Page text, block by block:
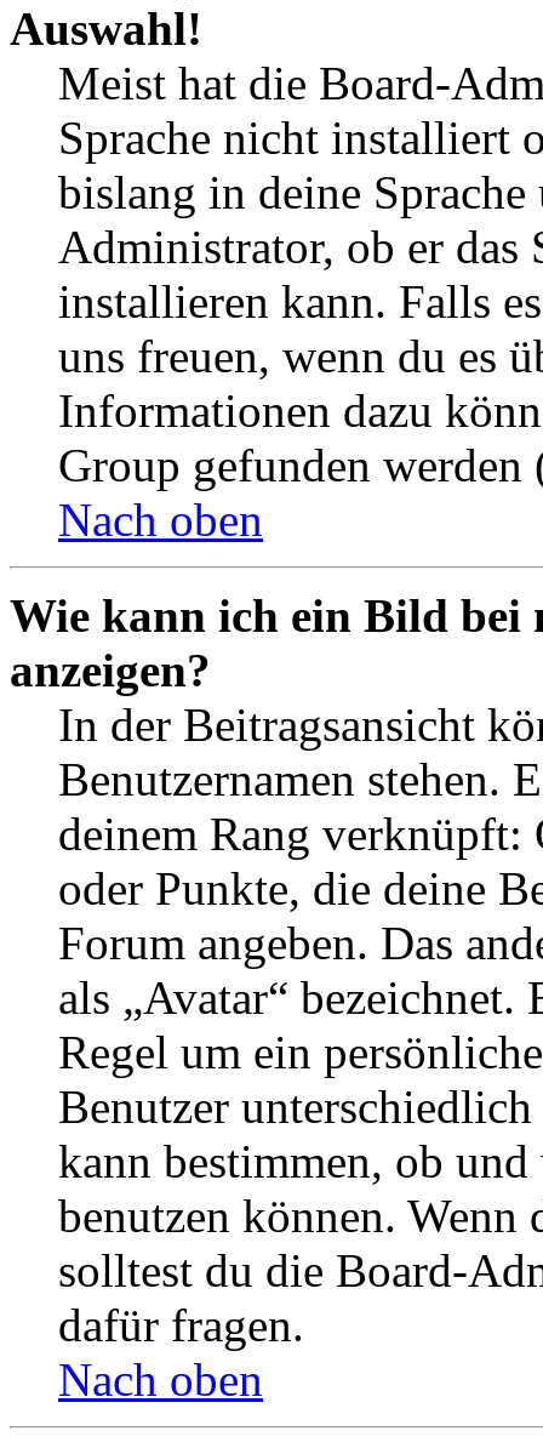
Auswahl!
Meist hat die Board-
Sprache nicht installiert
bislang in deine
Administrator, ob er das
installieren kann. Falls
uns freuen, wenn du es
Informationen dazu
Group gefunden
Nach oben
Wie kann ich ein Bild bei
anzeigen?
In der Beitragsansicht
Benutzernamen stehen.
deinem Rang verknüpft:
oder Punkte, die deine
Forum angeben. Das
als „Avatar“
Regel um ein
Benutzer
kann bestimmen, ob
benutzen können. Wenn
solltest du die Board-
dafür fragen.
Nach oben